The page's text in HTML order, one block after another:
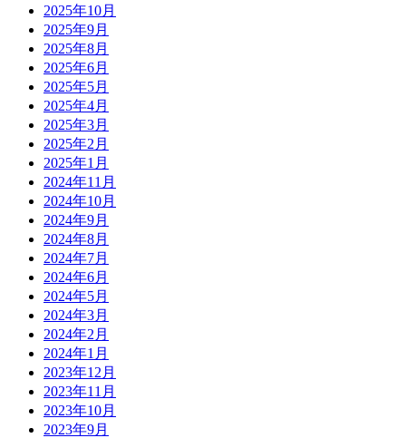
2025年10月
2025年9月
2025年8月
2025年6月
2025年5月
2025年4月
2025年3月
2025年2月
2025年1月
2024年11月
2024年10月
2024年9月
2024年8月
2024年7月
2024年6月
2024年5月
2024年3月
2024年2月
2024年1月
2023年12月
2023年11月
2023年10月
2023年9月